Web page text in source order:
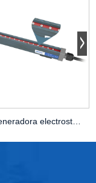
Barra generadora electrostática QP-V66 para electr ...